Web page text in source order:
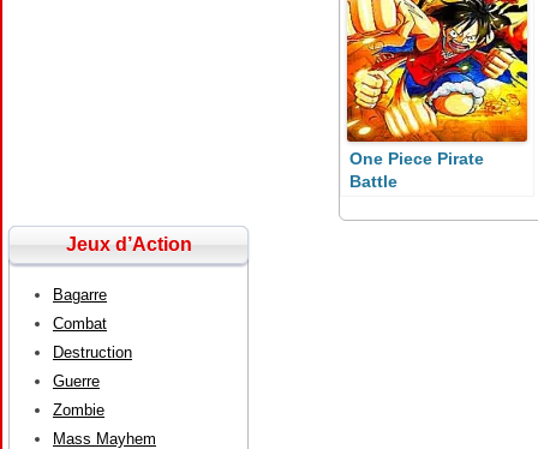
One Piece Pirate
Battle
Jeux d’Action
Bagarre
Combat
Destruction
Guerre
Zombie
Mass Mayhem